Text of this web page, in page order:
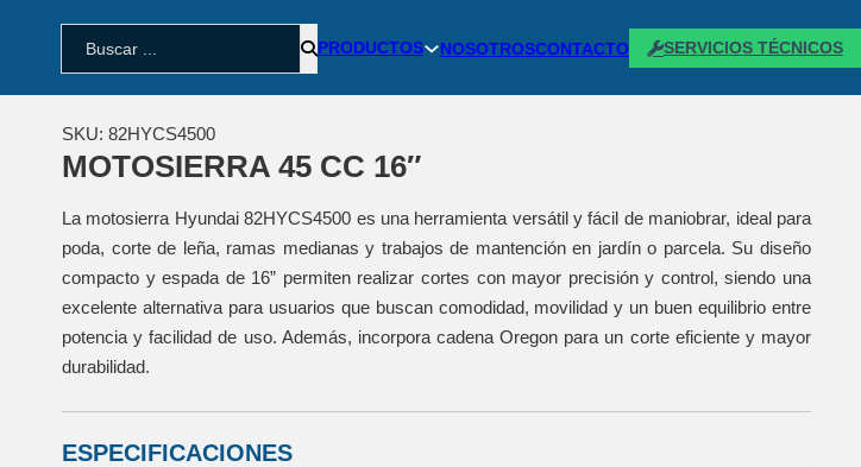
BUSCAR
PRODUCTOS NOSOTROSCONTACTO SERVICIOS TÉCNICOS
SKU: 82HYCS4500
MOTOSIERRA 45 CC 16″
La motosierra Hyundai 82HYCS4500 es una herramienta versátil y fácil de maniobrar, ideal para
poda, corte de leña, ramas medianas y trabajos de mantención en jardín o parcela. Su diseño
compacto y espada de 16” permiten realizar cortes con mayor precisión y control, siendo una
excelente alternativa para usuarios que buscan comodidad, movilidad y un buen equilibrio entre
potencia y facilidad de uso. Además, incorpora cadena Oregon para un corte eficiente y mayor
durabilidad.
ESPECIFICACIONES